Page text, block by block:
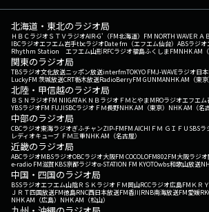
北海道・東北のラジオ局
ＨＢＣラジオＳＴＶラジオAIR-G'（FM北海道） FM NORTH WAVEＲＡ
IBCラジオエフエム岩手tbcラジオDate fm（エフエム仙台） ABSラジオ
Rhythm Station エフエム山形RFCラジオ福島ふくしまFMNHK AM（
関東のラジオ局
TBSラジオ文化放送ニッポン放送interfmTOKYO FMJ-WAVEラジオ日本
LuckyFM 茨城放送CRT栃木放送RadioBerryFM GUNMANHK AM（東京
北陸・甲信越のラジオ局
ＢＳＮラジオFM NIIGATAＫＮＢラジオ ＦＭとやまMROラジオエフエム
YBSラジオFM FUJISBCラジオ ＦＭ長野NHK AM（東京） NHK AM（名
中部のラジオ局
CBCラジオ東海ラジオぎふチャンZIP-FMFM AICHI ＦＭ ＧＩＦＵ SBSラ
レディオキューブ ＦＭ三重NHK AM（名古屋）
近畿のラジオ局
ABCラジオMBSラジオOBCラジオ大阪FM COCOLOFM802FM大阪ラジ
e-radio FM滋賀KBS京都ラジオα-STATION FM KYOTOwbs和歌山放送
中国・四国のラジオ局
BSSラジオエフエム山陰ＲＳＫラジオ ＦＭ岡山RCCラジオ広島FM ＫＲ
ＪＲＴ四国放送FM徳島RNC西日本放送FM香川RNB南海放送FM愛媛
NHK AM（広島） NHK AM（松山）